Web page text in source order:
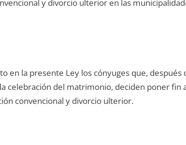
y divorcio ulterior en las
en la presente Ley los cónyuges que, después
celebración del matrimonio, deciden poner fin
convencional y divorcio ulterior.